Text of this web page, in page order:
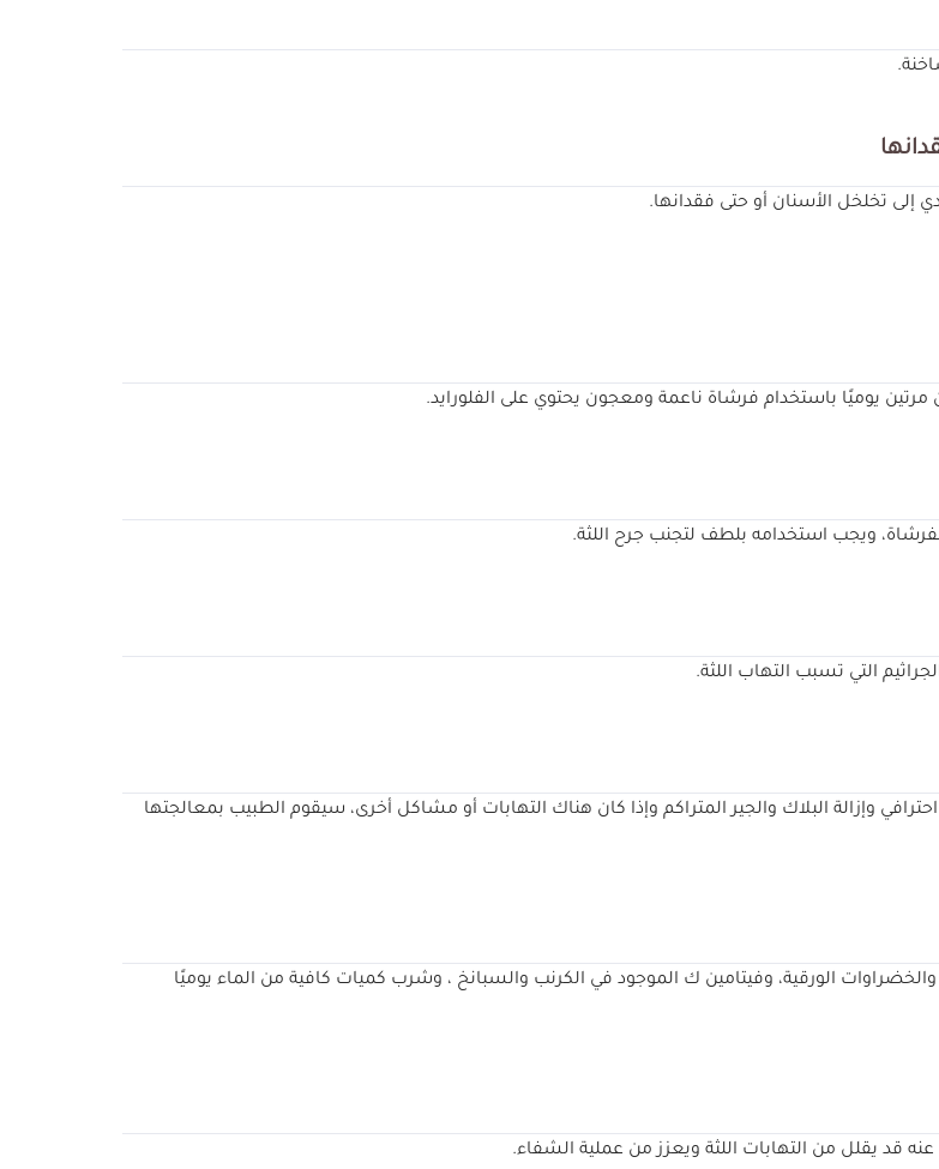
إلى تخلخل الأسنان أو حتى فقدانها.
يوميًا باستخدام فرشاة ناعمة ومعجون يحتوي على الفلورايد.
ويجب استخدامه بلطف لتجنب جرح اللثة.
التي تسبب التهاب اللثة.
وإزالة البلاك والجير المتراكم وإذا كان هناك التهابات أو مشاكل أخرى، سيقوم الطبيب بمعالجتها
الورقية، وفيتامين ك الموجود في الكرنب والسبانخ ، وشرب كميات كافية من الماء يوميًا
قد يقلل من التهابات اللثة ويعزز من عملية الشفاء.